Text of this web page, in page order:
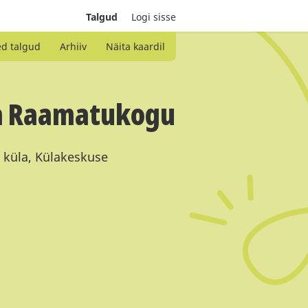
Talgud Logi sisse
talgud Arhiiv Näita kaardil
Külakeskuse